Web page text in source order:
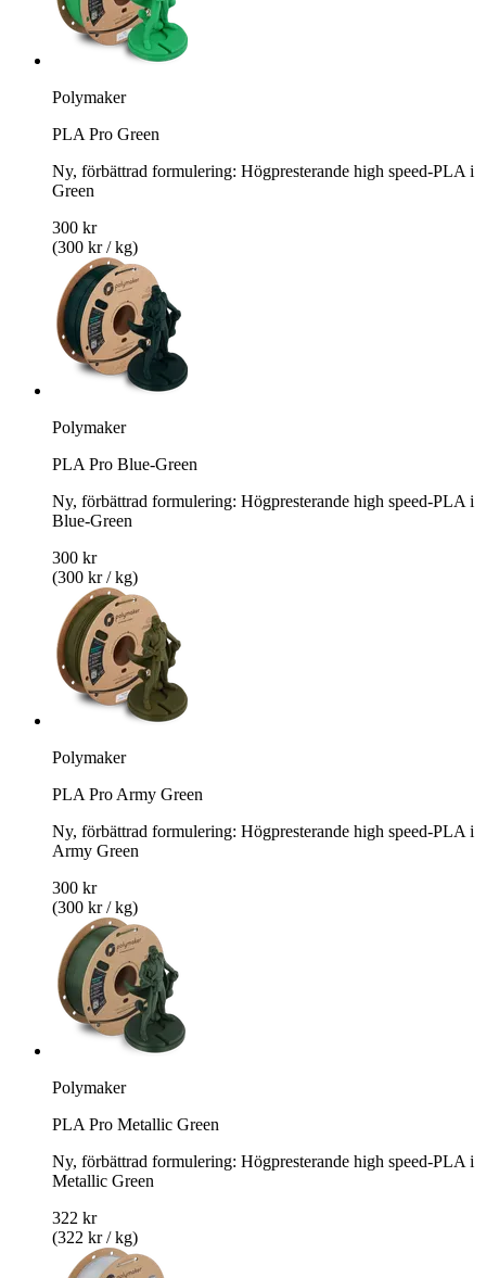
Polymaker
PLA Pro Green
Ny, förbättrad formulering: Högpresterande high speed-PLA i
Green
300 kr
(300 kr / kg)
Polymaker
PLA Pro Blue-Green
Ny, förbättrad formulering: Högpresterande high speed-PLA i
Blue-Green
300 kr
(300 kr / kg)
Polymaker
PLA Pro Army Green
Ny, förbättrad formulering: Högpresterande high speed-PLA i
Army Green
300 kr
(300 kr / kg)
Polymaker
PLA Pro Metallic Green
Ny, förbättrad formulering: Högpresterande high speed-PLA i
Metallic Green
322 kr
(322 kr / kg)